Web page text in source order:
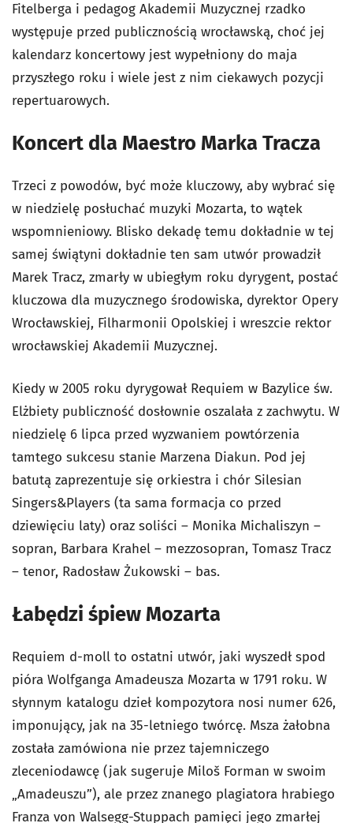
Fitelberga i pedagog Akademii Muzycznej rzadko
występuje przed publicznością wrocławską, choć jej
kalendarz koncertowy jest wypełniony do maja
przyszłego roku i wiele jest z nim ciekawych pozycji
repertuarowych.
Koncert dla Maestro Marka Tracza
Trzeci z powodów, być może kluczowy, aby wybrać się
w niedzielę posłuchać muzyki Mozarta, to wątek
wspomnieniowy. Blisko dekadę temu dokładnie w tej
samej świątyni dokładnie ten sam utwór prowadził
Marek Tracz, zmarły w ubiegłym roku dyrygent, postać
kluczowa dla muzycznego środowiska, dyrektor Opery
Wrocławskiej, Filharmonii Opolskiej i wreszcie rektor
wrocławskiej Akademii Muzycznej.
Kiedy w 2005 roku dyrygował Requiem w Bazylice św.
Elżbiety publiczność dosłownie oszalała z zachwytu. W
niedzielę 6 lipca przed wyzwaniem powtórzenia
tamtego sukcesu stanie Marzena Diakun. Pod jej
batutą zaprezentuje się orkiestra i chór Silesian
Singers&Players (ta sama formacja co przed
dziewięciu laty) oraz soliści – Monika Michaliszyn –
sopran, Barbara Krahel – mezzosopran, Tomasz Tracz
– tenor, Radosław Żukowski – bas.
Łabędzi śpiew Mozarta
Requiem d-moll to ostatni utwór, jaki wyszedł spod
pióra Wolfganga Amadeusza Mozarta w 1791 roku. W
słynnym katalogu dzieł kompozytora nosi numer 626,
imponujący, jak na 35-letniego twórcę. Msza żałobna
została zamówiona nie przez tajemniczego
zleceniodawcę (jak sugeruje Miloš Forman w swoim
„Amadeuszu”), ale przez znanego plagiatora hrabiego
Franza von Walsegg-Stuppach pamięci jego zmarłej